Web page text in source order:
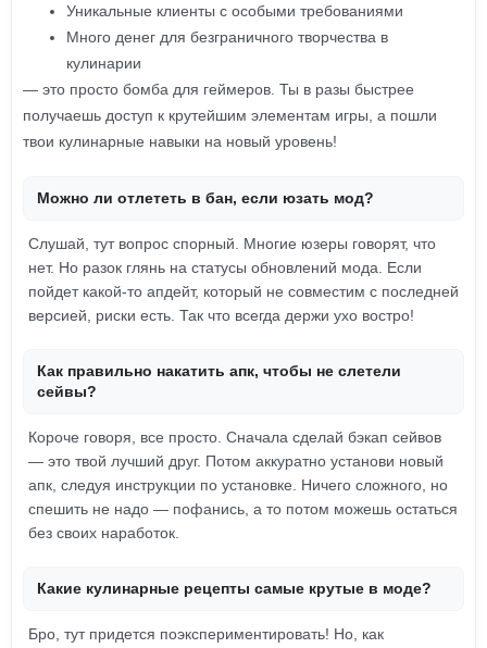
Уникальные клиенты с особыми требованиями
Много денег для безграничного творчества в
кулинарии
— это просто бомба для геймеров. Ты в разы быстрее
получаешь доступ к крутейшим элементам игры, а пошли
твои кулинарные навыки на новый уровень!
Можно ли отлететь в бан, если юзать мод?
Слушай, тут вопрос спорный. Многие юзеры говорят, что
нет. Но разок глянь на статусы обновлений мода. Если
пойдет какой-то апдейт, который не совместим с последней
версией, риски есть. Так что всегда держи ухо востро!
Как правильно накатить апк, чтобы не слетели
сейвы?
Короче говоря, все просто. Сначала сделай бэкап сейвов
— это твой лучший друг. Потом аккуратно установи новый
апк, следуя инструкции по установке. Ничего сложного, но
спешить не надо — пофанись, а то потом можешь остаться
без своих наработок.
Какие кулинарные рецепты самые крутые в моде?
Бро, тут придется поэкспериментировать! Но, как